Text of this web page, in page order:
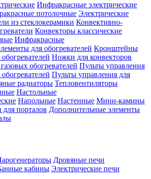
Инфракрасные электрические
потолочные Электрические
из стеклокерамики Конвективно-
Конвекторы классические
Инфракрасные
для обогревателей Кронштейны
Ножки для конвекторов
обогревателей Пульты управления
Пульты управления для
радиаторы Тепловентиляторы
Настольные
Напольные Настенные Мини-камины
для порталов Дополнительные элементы
Дровяные печи
кабины Электрические печи